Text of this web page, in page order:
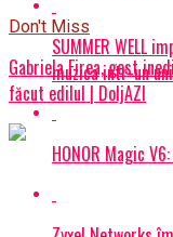
Don't Miss
Gabriela Firea, gest
făcut edilul | DoljAZI
SUMMER WELL
muzica intr-un
HONOR Magic